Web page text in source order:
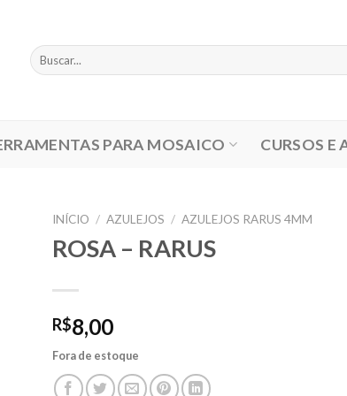
Pesquisar
por:
PARA MOSAICO CURSOS E
INÍCIO / AZULEJOS / AZULEJOS RARUS 4MM
ROSA – RARUS
R$8,00
Fora de estoque